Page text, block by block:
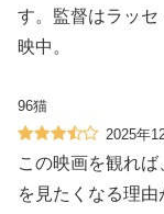
す。監督はラッセ
映中。
96猫
2025年
この映画を観れ
を見たくなる理